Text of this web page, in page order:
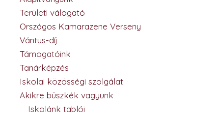
Területi válogató
Országos Kamarazene Verseny
Vántus-díj
Támogatóink
Tanárképzés
Iskolai közösségi szolgálat
Akikre büszkék vagyunk
Iskolánk tablói